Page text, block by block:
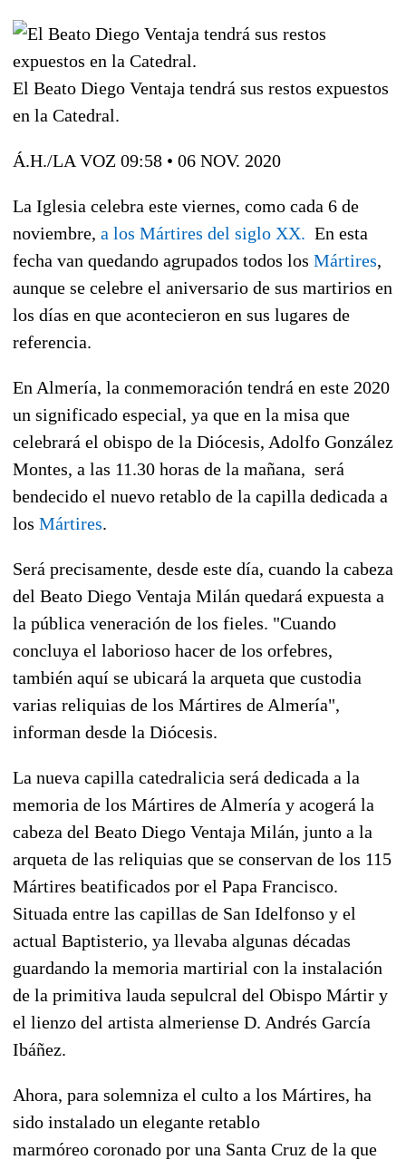
El Beato Diego Ventaja tendrá sus restos expuestos
en la Catedral.
Á.H./LA VOZ 09:58 • 06 NOV. 2020
La Iglesia celebra este viernes, como cada 6 de
noviembre, a los Mártires del siglo XX. En esta
fecha van quedando agrupados todos los Mártires,
aunque se celebre el aniversario de sus martirios en
los días en que acontecieron en sus lugares de
referencia.
En Almería, la conmemoración tendrá en este 2020
un significado especial, ya que en la misa que
celebrará el obispo de la Diócesis, Adolfo González
Montes, a las 11.30 horas de la mañana, será
bendecido el nuevo retablo de la capilla dedicada a
los Mártires.
Será precisamente, desde este día, cuando la cabeza
del Beato Diego Ventaja Milán quedará expuesta a
la pública veneración de los fieles. "Cuando
concluya el laborioso hacer de los orfebres,
también aquí se ubicará la arqueta que custodia
varias reliquias de los Mártires de Almería",
informan desde la Diócesis.
La nueva capilla catedralicia será dedicada a la
memoria de los Mártires de Almería y acogerá la
cabeza del Beato Diego Ventaja Milán, junto a la
arqueta de las reliquias que se conservan de los 115
Mártires beatificados por el Papa Francisco.
Situada entre las capillas de San Idelfonso y el
actual Baptisterio, ya llevaba algunas décadas
guardando la memoria martirial con la instalación
de la primitiva lauda sepulcral del Obispo Mártir y
el lienzo del artista almeriense D. Andrés García
Ibáñez.
Ahora, para solemniza el culto a los Mártires, ha
sido instalado un elegante retablo
marmóreo coronado por una Santa Cruz de la que